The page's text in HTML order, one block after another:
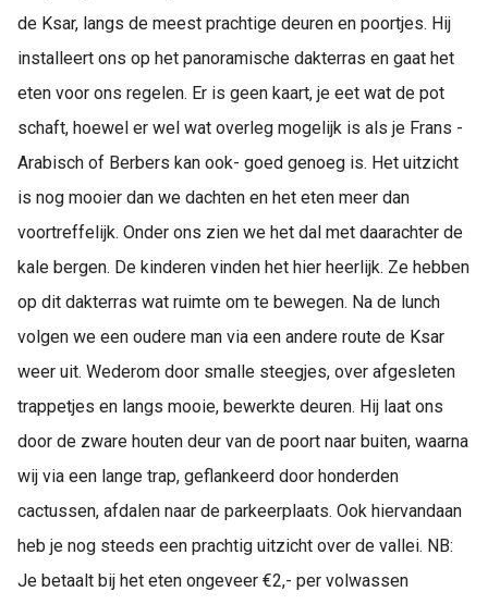
de Ksar, langs de meest prachtige deuren en poortjes. Hij
installeert ons op het panoramische dakterras en gaat het
eten voor ons regelen. Er is geen kaart, je eet wat de pot
schaft, hoewel er wel wat overleg mogelijk is als je Frans -
Arabisch of Berbers kan ook- goed genoeg is. Het uitzicht
is nog mooier dan we dachten en het eten meer dan
voortreffelijk. Onder ons zien we het dal met daarachter de
kale bergen. De kinderen vinden het hier heerlijk. Ze hebben
op dit dakterras wat ruimte om te bewegen. Na de lunch
volgen we een oudere man via een andere route de Ksar
weer uit. Wederom door smalle steegjes, over afgesleten
trappetjes en langs mooie, bewerkte deuren. Hij laat ons
door de zware houten deur van de poort naar buiten, waarna
wij via een lange trap, geflankeerd door honderden
cactussen, afdalen naar de parkeerplaats. Ook hiervandaan
heb je nog steeds een prachtig uitzicht over de vallei. NB:
Je betaalt bij het eten ongeveer €2,- per volwassen